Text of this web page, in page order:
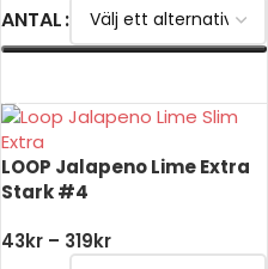
ANTAL
LOOP Jalapeno Lime Extra
Stark #4
43kr – 319kr